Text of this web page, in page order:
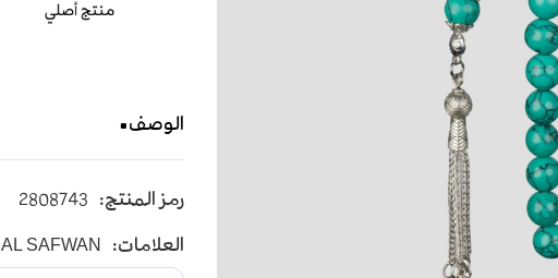
الوصف
رمز المنتج: 2808743
العلامات: AL SAFWAN